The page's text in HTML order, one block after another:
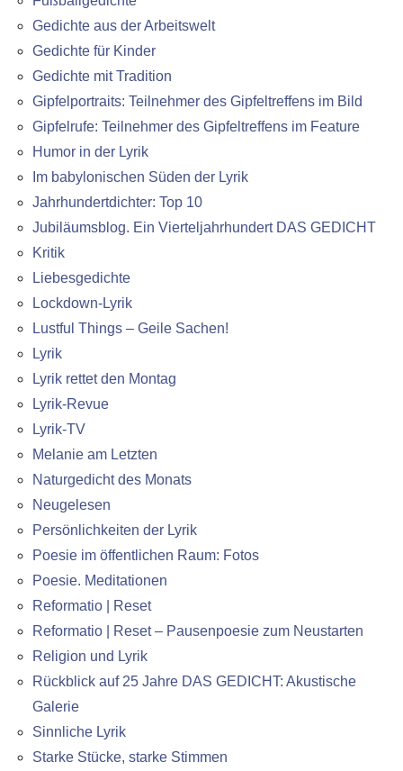
Gedichte aus der Arbeitswelt
Gedichte für Kinder
Gedichte mit Tradition
Gipfelportraits: Teilnehmer des Gipfeltreffens im Bild
Gipfelrufe: Teilnehmer des Gipfeltreffens im Feature
Humor in der Lyrik
Im babylonischen Süden der Lyrik
Jahrhundertdichter: Top 10
Jubiläumsblog. Ein Vierteljahrhundert DAS GEDICHT
Kritik
Liebesgedichte
Lockdown-Lyrik
Lustful Things – Geile Sachen!
Lyrik
Lyrik rettet den Montag
Lyrik-Revue
Lyrik-TV
Melanie am Letzten
Naturgedicht des Monats
Neugelesen
Persönlichkeiten der Lyrik
Poesie im öffentlichen Raum: Fotos
Poesie. Meditationen
Reformatio | Reset
Reformatio | Reset – Pausenpoesie zum Neustarten
Religion und Lyrik
Rückblick auf 25 Jahre DAS GEDICHT: Akustische
Galerie
Sinnliche Lyrik
Starke Stücke, starke Stimmen